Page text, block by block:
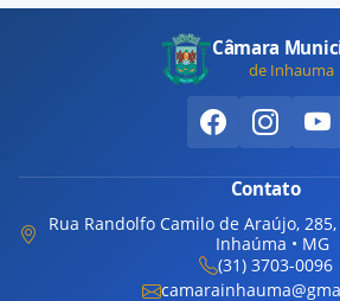
Câmara
de Inhauma
Contato
Rua Randolfo Camilo de Araújo, 285,
Inhaúma • MG
(31) 3703-0096